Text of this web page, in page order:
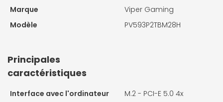
Marque
Viper Gaming
Modèle
PV593P2TBM28H
Principales
caractéristiques
Interface avec l'ordinateur M.2 - PCI-E 5.0 4x